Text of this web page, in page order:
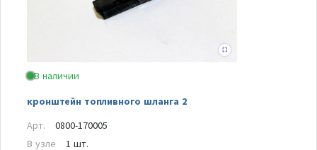
В наличии
кронштейн топливного шланга 2
Арт.
0800-170005
В узле
1 шт.